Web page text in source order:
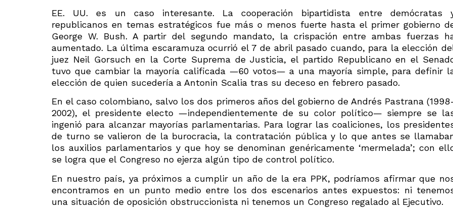
EE. UU. es un caso interesante. La cooperación bipartidista entre demócratas
republicanos en temas estratégicos fue más o menos fuerte hasta el primer gobierno
George W. Bush. A partir del segundo mandato, la crispación entre ambas fuerzas
aumentado. La última escaramuza ocurrió el 7 de abril pasado cuando, para la elección
juez Neil Gorsuch en la Corte Suprema de Justicia, el partido Republicano en el
tuvo que cambiar la mayoría calificada —60 votos— a una mayoría simple, para definir
elección de quien sucedería a Antonin Scalia tras su deceso en febrero pasado.
En el caso colombiano, salvo los dos primeros años del gobierno de Andrés Pastrana
2002), el presidente electo —independientemente de su color político— siempre se
ingenió para alcanzar mayorías parlamentarias. Para lograr las coaliciones, los
de turno se valieron de la burocracia, la contratación pública y lo que antes se
los auxilios parlamentarios y que hoy se denominan genéricamente ‘mermelada’; con
se logra que el Congreso no ejerza algún tipo de control político.
En nuestro país, ya próximos a cumplir un año de la era PPK, podríamos afirmar que
encontramos en un punto medio entre los dos escenarios antes expuestos: ni
una situación de oposición obstruccionista ni tenemos un Congreso regalado al Ejecutivo.